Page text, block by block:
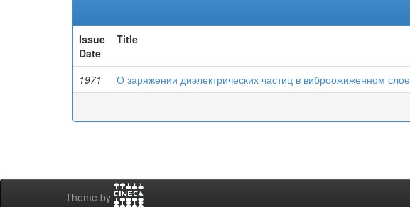
Issue
Date
Title
1971 О заряжении диэлектрических частиц в виброожиженном слое
Theme by